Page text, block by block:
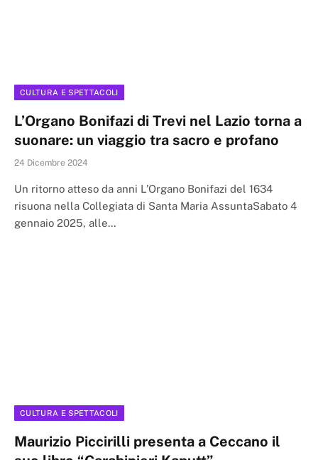
CULTURA E SPETTACOLI
L’Organo Bonifazi di Trevi nel Lazio torna a
suonare: un viaggio tra sacro e profano
24 Dicembre 2024
Un ritorno atteso da anni L’Organo Bonifazi del 1634
risuona nella Collegiata di Santa Maria AssuntaSabato 4
gennaio 2025, alle…
CULTURA E SPETTACOLI
Maurizio Piccirilli presenta a Ceccano il